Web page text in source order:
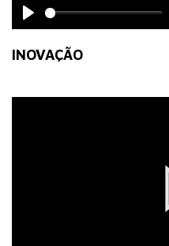
Play
INOVAÇÃO